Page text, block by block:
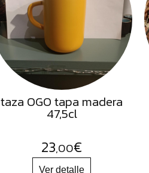
taza OGO tapa madera
47,5cl
23,00€